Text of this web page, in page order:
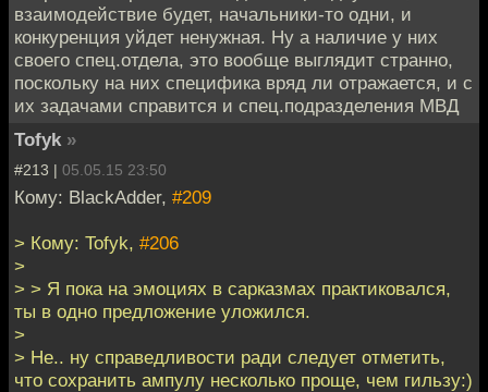
взаимодействие будет, начальники-то одни, и
конкуренция уйдет ненужная. Ну а наличие у них
своего спец.отдела, это вообще выглядит странно,
поскольку на них специфика вряд ли отражается, и с
их задачами справится и спец.подразделения МВД
Tofyk »
#213 | 05.05.15 23:50
Кому: BlackAdder, #209
> Кому: Tofyk, #206
>
> > Я пока на эмоциях в сарказмах практиковался,
ты в одно предложение уложился.
>
> Не.. ну справедливости ради следует отметить,
что сохранить ампулу несколько проще, чем гильзу:)